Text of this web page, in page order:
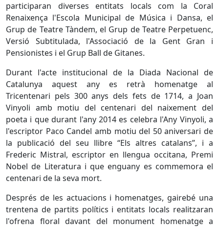
participaran diverses entitats locals com la Coral
Renaixença l'Escola Municipal de Música i Dansa, el
Grup de Teatre Tàndem, el Grup de Teatre Perpetuenc,
Versió Subtitulada, l'Associació de la Gent Gran i
Pensionistes i el Grup Ball de Gitanes.
Durant l'acte institucional de la Diada Nacional de
Catalunya aquest any es retrà homenatge al
Tricentenari pels 300 anys dels fets de 1714, a Joan
Vinyoli amb motiu del centenari del naixement del
poeta i que durant l'any 2014 es celebra l'Any Vinyoli, a
l'escriptor Paco Candel amb motiu del 50 aniversari de
la publicació del seu llibre “Els altres catalans”, i a
Frederic Mistral, escriptor en llengua occitana, Premi
Nobel de Literatura i que enguany es commemora el
centenari de la seva mort.
Després de les actuacions i homenatges, gairebé una
trentena de partits polítics i entitats locals realitzaran
l'ofrena floral davant del monument homenatge a